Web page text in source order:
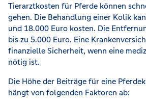
Tierarztkosten für Pferde können
gehen. Die Behandlung einer Kolik
und 18.000 Euro kosten. Die
bis zu 5.000 Euro. Eine
finanzielle Sicherheit, wenn eine
nötig ist.
Die Höhe der Beiträge für eine
hängt von folgenden Faktoren ab: